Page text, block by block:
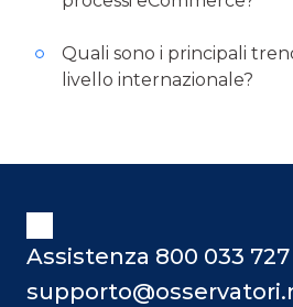
Quali sono i principali
livello internazionale?
Assistenza 800 033 727